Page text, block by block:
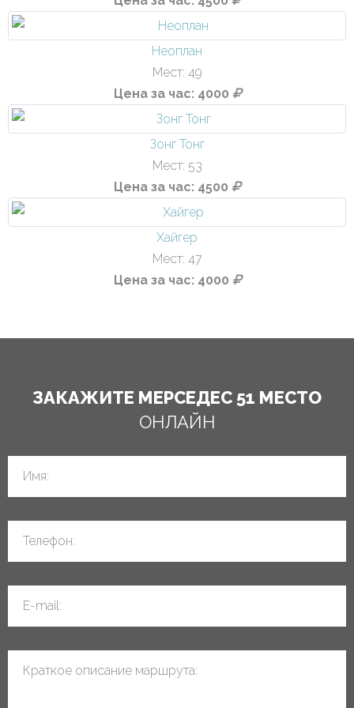
Неоплан
Мест: 49
Цена за час: 4000
Зонг Тонг
Мест: 53
Цена за час: 4500
Хайгер
Мест: 47
Цена за час: 4000
ЗАКАЖИТЕ МЕРСЕДЕС 51 МЕСТО
ОНЛАЙН
Имя:
Телефон:
E-mail:
Краткое описание маршрута: